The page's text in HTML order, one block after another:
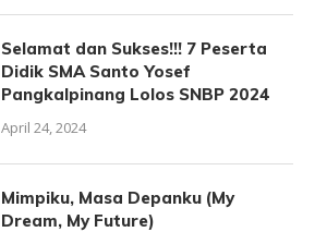
Selamat dan Sukses!!! 7 Peserta
Didik SMA Santo Yosef
Pangkalpinang Lolos SNBP 2024
April 24, 2024
Mimpiku, Masa Depanku (My
Dream, My Future)